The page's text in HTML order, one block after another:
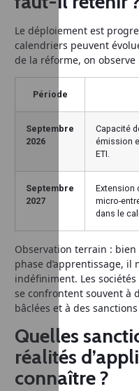
Le déploiement est
calendriers peuvent
de la réforme, on observe
Période
Septembre
2026
Capacité
émission
ETI.
Septembre
2027
Extension
micro-
dans le
Observation terrain :
phase d’apprentissage,
indéfiniment. Les
se confrontent souvent à
bâclées et à des
Quelles
réalités
connaître ?